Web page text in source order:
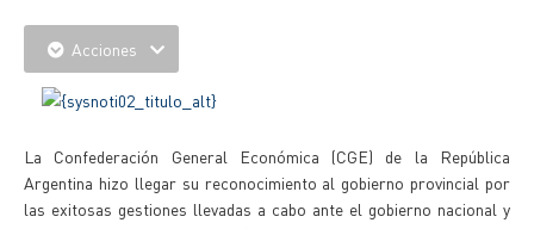
Acciones
La Confederación General Económica (CGE) de la República
Argentina hizo llegar su reconocimiento al gobierno provincial por
las exitosas gestiones llevadas a cabo ante el gobierno nacional y